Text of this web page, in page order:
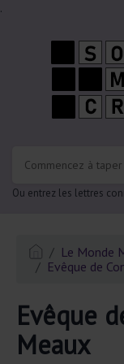
.
Ou entrez les lettres
Le Monde
Evêque de
Evêque
Meaux